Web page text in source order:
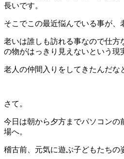
長いです。
そこでこの最近悩んでいる事が
老いは誰しも訪れる事なので仕方
の物がはっきり見えないという現
老人の仲間入りをしてきたんだな
さて。
今日は朝から夕方までパソコンの
場へ。
稽古前、元気に遊ぶ子どもたちの